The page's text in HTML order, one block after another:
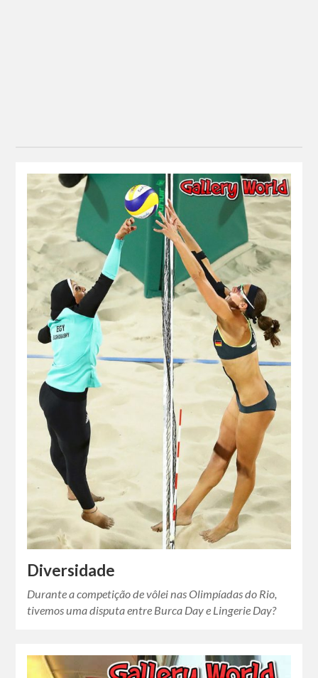
Diversidade
Durante a competição de vôlei nas Olimpíadas do Rio,
tivemos uma disputa entre Burca Day e Lingerie Day?